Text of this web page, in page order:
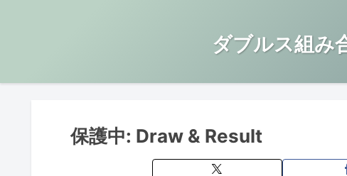
ダブルス組み
保護中: Draw & Result